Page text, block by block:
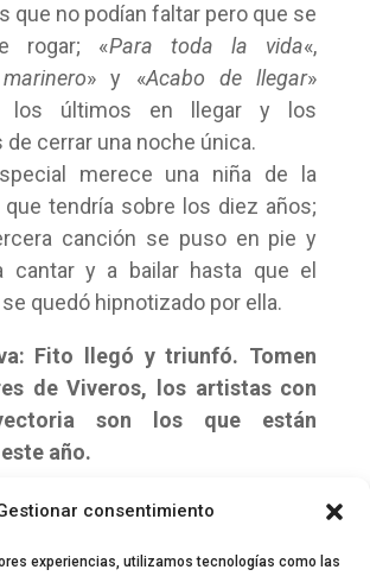
consentimiento
experiencias, utilizamos tecnologías como las
que no podían faltar pero que se
rogar; «Para toda la vida«,
» y «Acabo de llegar»
los últimos en llegar y los
de cerrar una noche única.
merece una niña de la
que tendría sobre los diez años;
canción se puso en pie y
cantar y a bailar hasta que el
quedó hipnotizado por ella.
Fito llegó y triunfó. Tomen
de Viveros, los artistas con
son los que están
año.
Galería de Fotos